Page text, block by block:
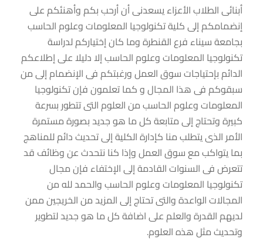
أبنائى الطلاب الأعزاء يسعدنى أن أرحب بكم وأهنئكم على
إنضمامكم إلى كلية تكنولوجيا المعلومات وعلوم الحاسب
بجامعة سيناء فرع القنطرة وما كان إختياركم لدراسة
تكنولوجيا المعلومات وعلوم الحاسب إلا دليلا على إطلاعكم
الدائم بإحتياجات سوق العمل ورغبتكم فى الإنضمام إلى من
سبقوكم فى هذا المجال و كما تعلمون فإن تكنولوجيا
المعلومات وعلوم الحاسب من العلوم التى تتطور بسرعة
كبيرة وتحتاج إلى متابعة كل ما هو جديد بصورة مستمرة
الأمر الذى يتطلب منا كإدارة الكلية إلى تحديث دائم للمناهج
بما يتواكب مع سوق العمل وإذا كنا نتحدث عن وظائف قد
تتعرض فى السنوات القادمة إلى الإختفاء فإن مجال
تكنولوجيا المعلومات وعلوم الحاسب والحمد لله من
المجالات الواعدة والتى تحتاج إلى المزيد من الخريجين ممن
لديهم القدرة والعلم على اضافة كل ما هو جديد لتطوير
وتحديث مثل هذه العلوم.